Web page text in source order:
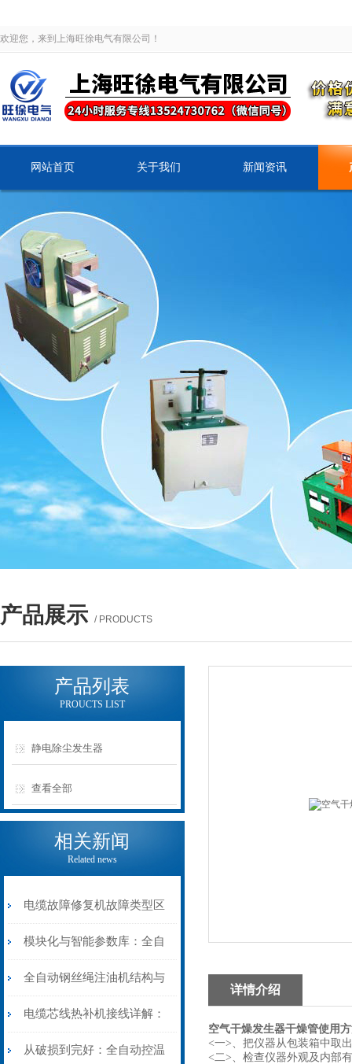
欢迎您，来到上海旺徐电气有限公司！
网站首页 关于我们 新闻资讯
产品展示 / PRODUCTS
产品列表
PROUCTS LIST
静电除尘发生器
查看全部
相关新闻
Related news
电缆故障修复机故障类型区
分指南：从“绝缘电
阻”到“波形特征”的精准诊
断逻辑
模块化与智能参数库：全自
动电缆修复机的快速换型逻
辑
全自动钢丝绳注油机结构与
工作原理：揭秘高效润滑的
机械密码
电缆芯线热补机接线详解：
从入门到精通
从破损到完好：全自动控温
详情介绍
空气干燥发生器干燥管使用
<一>、把仪器从包装箱中取
<二>、检查仪器外观及内部